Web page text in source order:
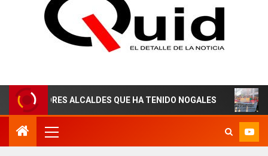
ALCALDES QUE HA TENIDO NOGALES ¡AGUAS